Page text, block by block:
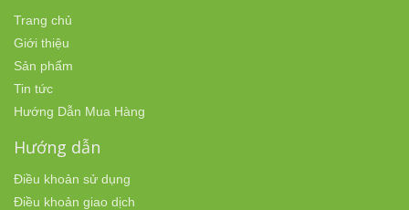
Trang chủ
Giới thiệu
Sản phẩm
Tin tức
Hướng Dẫn Mua Hàng
Hướng dẫn
Điều khoản sử dụng
Điều khoản giao dịch